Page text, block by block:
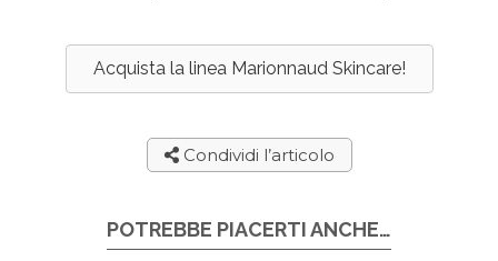
Acquista la linea Marionnaud Skincare!
Condividi l’articolo
POTREBBE PIACERTI ANCHE…